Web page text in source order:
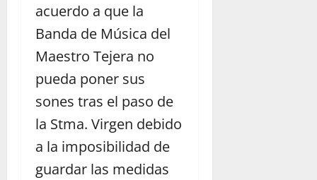
acuerdo a que la
Banda de Música del
Maestro Tejera no
pueda poner sus
sones tras el paso de
la Stma. Virgen debido
a la imposibilidad de
guardar las medidas